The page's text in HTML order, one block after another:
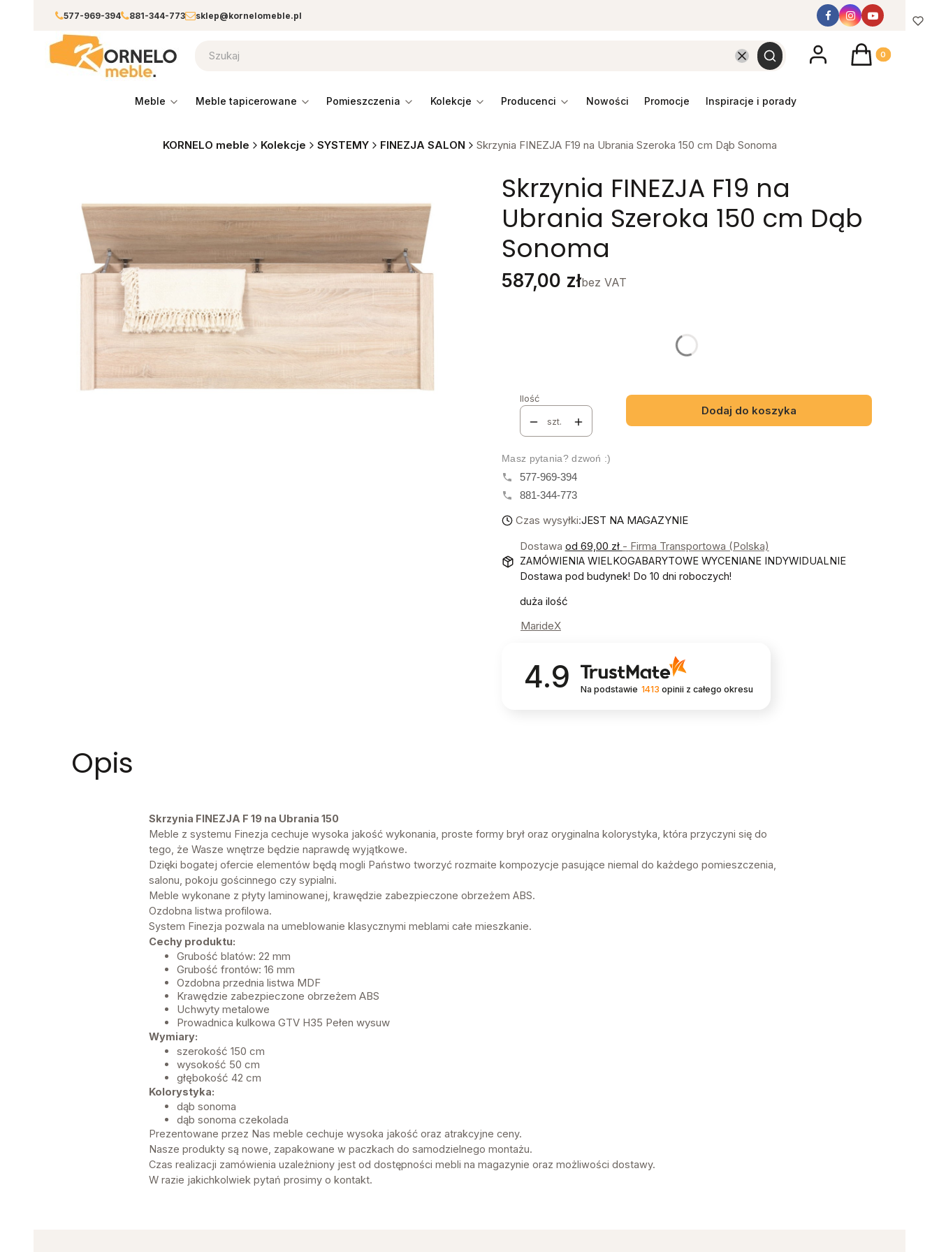
577-969-394 881-344-773 sklep@kornelomeble.pl
Wyczyść
Szukaj
Produkty w
meble meble tapicerowane pomieszczenia kolekcje producenci promocje inspiracje i porady
KORNELO meble Kolekcje SYSTEMY FINEZJA SALON Skrzynia FINEZJA F19 na Ubrania Szeroka 150 cm Dąb Sonoma
Skrzynia FINEZJA F19 na
Ubrania Szeroka 150 cm Dąb
Sonoma
Cena
587,00 złbez VAT
Ilość
szt.
Dodaj do koszyka
Masz pytania? dzwoń :)
577-969-394
881-344-773
Czas wysyłki:JEST NA MAGAZYNIE
Dostawa od 69,00 zł - Firma Transportowa (Polska)
ZAMÓWIENIA WIELKOGABARYTOWE WYCENIANE INDYWIDUALNIE
Dostawa pod budynek! Do 10 dni roboczych!
duża ilość
MarideX
4.9 Na podstawie 1413 opinii z całego okresu
Opis
Skrzynia FINEZJA F 19 na Ubrania 150
Meble z systemu Finezja cechuje wysoka jakość wykonania, proste formy brył oraz oryginalna kolorystyka, która przyczyni się do
tego, że Wasze wnętrze będzie naprawdę wyjątkowe.
Dzięki bogatej ofercie elementów będą mogli Państwo tworzyć rozmaite kompozycje pasujące niemal do każdego pomieszczenia,
salonu, pokoju gościnnego czy sypialni.
Meble wykonane z płyty laminowanej, krawędzie zabezpieczone obrzeżem ABS.
Ozdobna listwa profilowa.
System Finezja pozwala na umeblowanie klasycznymi meblami całe mieszkanie.
Cechy produktu:
Grubość blatów: 22 mm
Grubość frontów: 16 mm
Ozdobna przednia listwa MDF
Krawędzie zabezpieczone obrzeżem ABS
Uchwyty metalowe
Prowadnica kulkowa GTV H35 Pełen wysuw
Wymiary:
szerokość 150 cm
wysokość 50 cm
głębokość 42 cm
Kolorystyka:
dąb sonoma
dąb sonoma czekolada
Prezentowane przez Nas meble cechuje wysoka jakość oraz atrakcyjne ceny.
Nasze produkty są nowe, zapakowane w paczkach do samodzielnego montażu.
Czas realizacji zamówienia uzależniony jest od dostępności mebli na magazynie oraz możliwości dostawy.
W razie jakichkolwiek pytań prosimy o kontakt.